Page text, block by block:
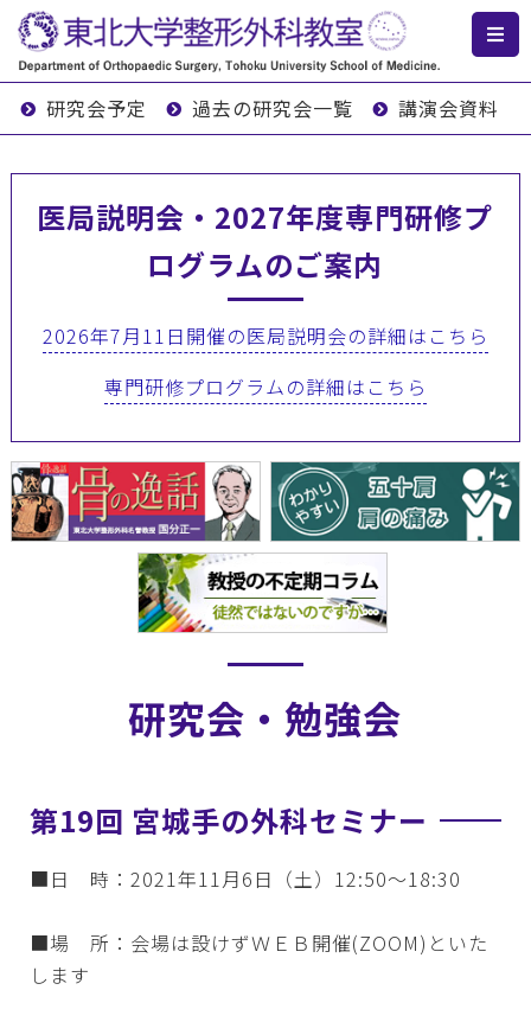
研究会予定 過去の研究会一覧 講演会資料
医局説明会・2027年度専門研修プ
ログラムのご案内
2026年7月11日開催の医局説明会の詳細はこちら
専門研修プログラムの詳細はこちら
研究会・勉強会
第19回 宮城手の外科セミナー
■日 時：2021年11月6日（土）12:50～18:30
■場 所：会場は設けずＷＥＢ開催(ZOOM)といた
します